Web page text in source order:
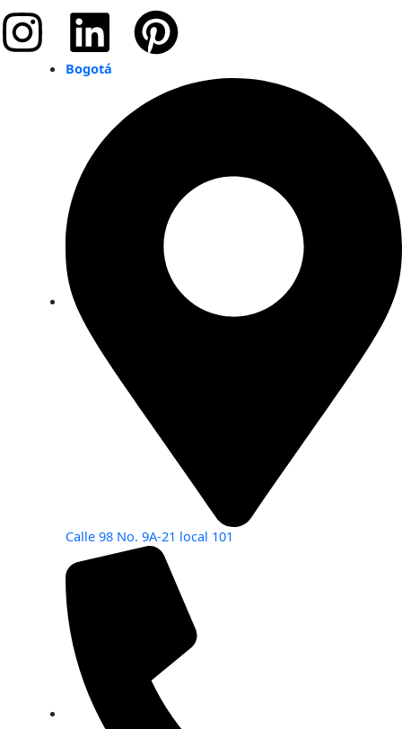
Instagram
Linkedin
Pinterest
Bogotá
Calle 98 No. 9A-21 local 101